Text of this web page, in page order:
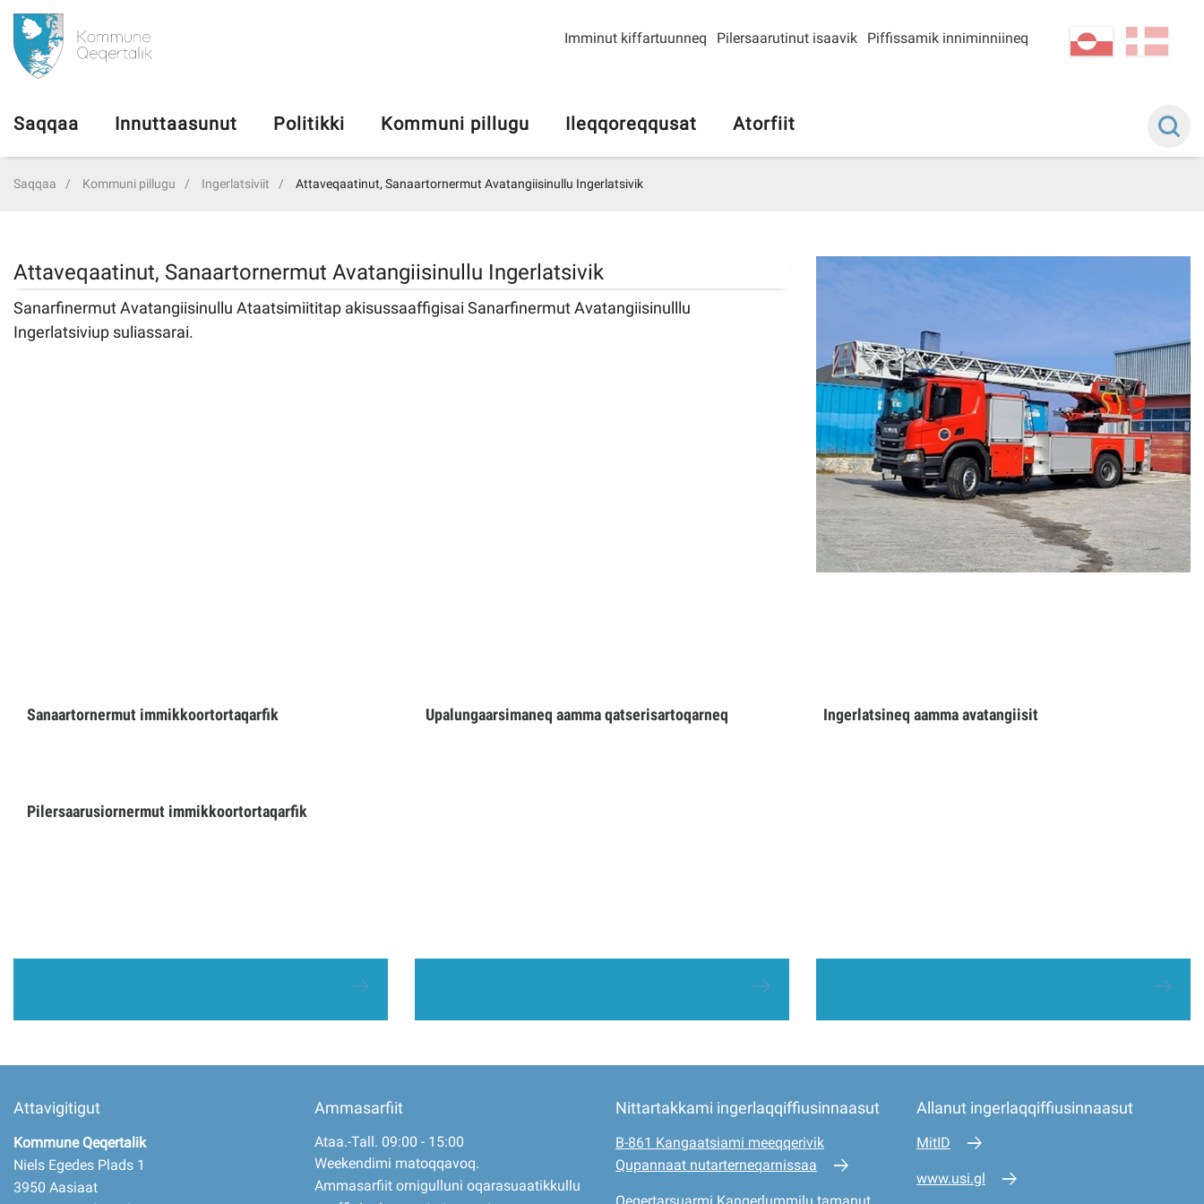
Kommuni pillugu
Ileqqoreqqusat
kl-GL
Imminut kiffartuunneq Pilersaarutinut isaavik Piffissamik inniminniineq
Saqqaa Innuttaasunut Politikki Kommuni pillugu Ileqqoreqqusat Atorfiit
Saqqaa Kommuni pillugu Ingerlatsiviit Attaveqaatinut, Sanaartornermut Avatangiisinullu Ingerlatsivik
Attaveqaatinut, Sanaartornermut Avatangiisinullu Ingerlatsivik
Sanarfinermut Avatangiisinullu Ataatsimiititap akisussaaffigisai Sanarfinermut Avatangiisinulllu
Ingerlatsiviup suliassarai.
Sanaartornermut immikkoortortaqarfik Upalungaarsimaneq aamma qatserisartoqarneq Ingerlatsineq aamma avatangiisit
Pilersaarusiornermut immikkoortortaqarfik
Attavigitigut
Kommune Qeqertalik
Niels Egedes Plads 1
3950 Aasiaat
Ammasarfiit
Ataa.-Tall. 09:00 - 15:00
Weekendimi matoqqavoq.
Ammasarfiit ornigulluni oqarasuaatikkullu
Nittartakkami ingerlaqqiffiusinnaasut
B-861 Kangaatsiami meeqqerivik
Qupannaat nutarterneqarnissaa
Allanut ingerlaqqiffiusinnaasut
MitID
www.usi.gl